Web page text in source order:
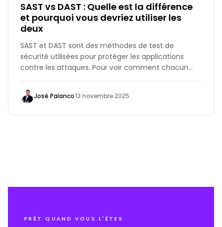
SAST vs DAST : Quelle est la différence
et pourquoi vous devriez utiliser les
deux
SAST et DAST sont des méthodes de test de
sécurité utilisées pour protéger les applications
contre les attaques. Pour voir comment chacun
contribue à la sécurité des applications, examinons
leurs différences et leur place dans votre flux de
travailJosé Palanco·13 novembre 2025
PRÊT QUAND VOUS L'ÊTES